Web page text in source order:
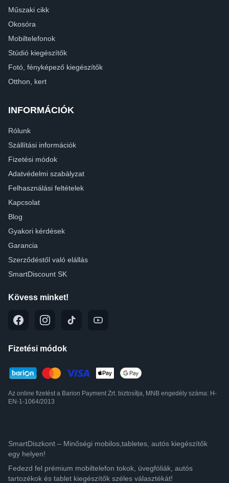
Műszaki cikk
Okosóra
Mobiltelefonok
Stúdió kiegészítők
Fotó, fényképező kiegészítők
Otthon, kert
INFORMÁCIÓK
Rólunk
Szállítási információk
Fizetési módok
Adatvédelmi szabályzat
Felhasználási feltételek
Kapcsolat
Blog
Gyakori kérdések
Garancia
Szerződéstől való elállás
SmartDiscount SK
Kövess minket!
Fizetési módok
Az online fizetést a Barion Payment Zrt. biztosítja, MNB engedély száma: H-
EN-1-1064/2013
SmartDiszkont – Minőségi mobilos,tabletes, autós kiegészítők
egy helyen!
Fedezd fel prémium mobiltelefon tokok, üvegfóliák, autós
tartozékok és tablet kiegészítők széles választékát!